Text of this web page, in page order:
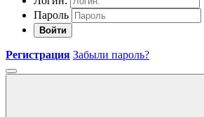
Пароль
Войти
Регистрация Забыли пароль?